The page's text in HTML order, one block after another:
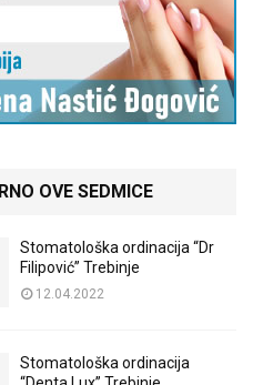
OVE SEDMICE
Stomatološka ordinacija “Dr
Filipović” Trebinje
12.04.2022
Stomatološka ordinacija